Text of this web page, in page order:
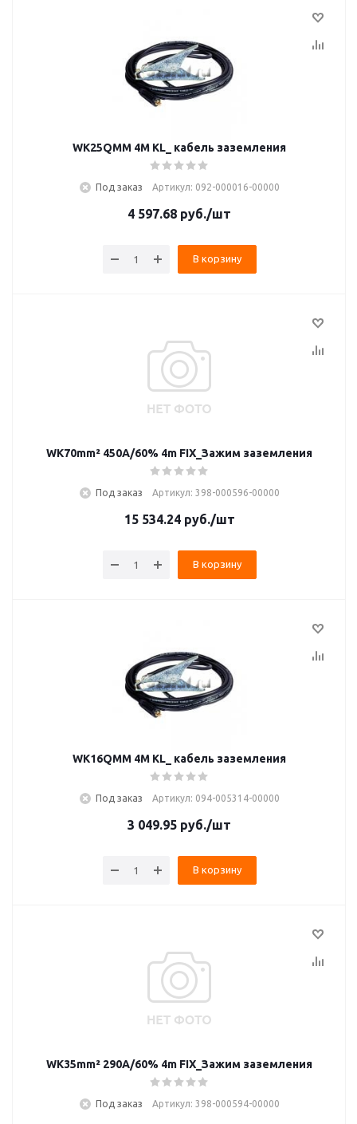
WK25QMM 4M KL_ кабель заземления
Под заказ Артикул: 092-000016-00000
4 597.68 руб./шт
В корзину
WK70mm² 450A/60% 4m FIX_Зажим заземления
Под заказ Артикул: 398-000596-00000
15 534.24руб./шт
В корзину
WK16QMM 4M KL_ кабель заземления
Под заказ Артикул: 094-005314-00000
3 049.95 руб./шт
В корзину
WK35mm² 290A/60% 4m FIX_Зажим заземления
Под заказ Артикул: 398-000594-00000